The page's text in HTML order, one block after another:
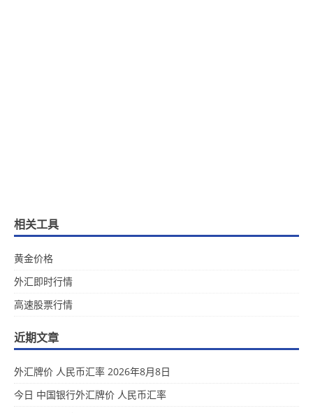
相关工具
黄金价格
外汇即时行情
高速股票行情
近期文章
外汇牌价 人民币汇率 2026年8月8日
今日 中国银行外汇牌价 人民币汇率